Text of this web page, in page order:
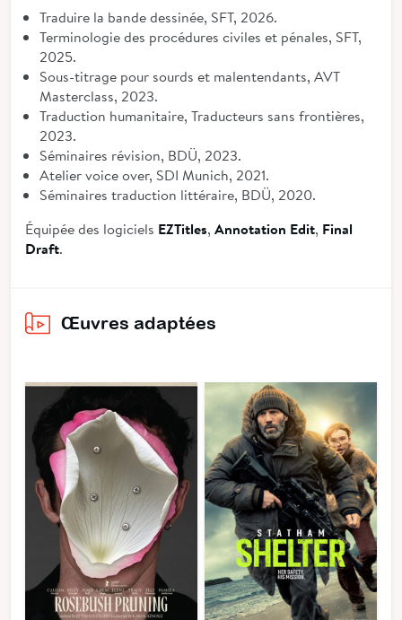
Traduire la bande dessinée, SFT, 2026.
Terminologie des procédures civiles et pénales, SFT,
2025.
Sous-titrage pour sourds et malentendants, AVT
Masterclass, 2023.
Traduction humanitaire, Traducteurs sans frontières,
2023.
Séminaires révision, BDÜ, 2023.
Atelier voice over, SDI Munich, 2021.
Séminaires traduction littéraire, BDÜ, 2020.
Équipée des logiciels EZTitles, Annotation Edit, Final
Draft.
Œuvres adaptées